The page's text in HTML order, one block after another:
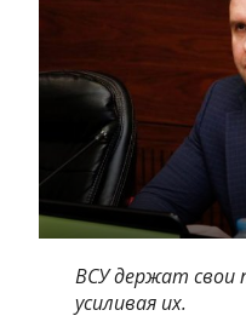
ВСУ держат свои
усиливая их.